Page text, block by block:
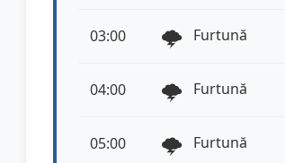
03:00 🌩️ Furtună
04:00 🌩️ Furtună
05:00 🌩️ Furtună